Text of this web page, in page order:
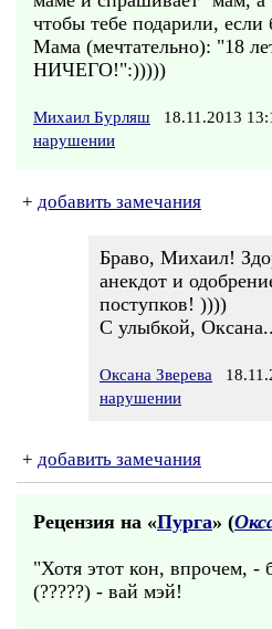
чтобы тебе подарили, если
Мама (мечтательно): "18
НИЧЕГО!":)))))
Михаил Бурляш 18.11.2013
нарушении
+ добавить замечания
Браво, Михаил!
анекдот и
поступков! ))))
С улыбкой,
Оксана Зверева
нарушении
+ добавить замечания
Рецензия на «Пурга» (
"Хотя этот кон, впрочем, -
(?????) - вай мэй!